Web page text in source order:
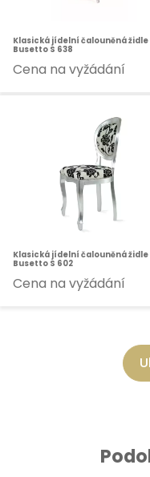
Klasická jídelní čalouněná židle
Busetto S 638
Cena na vyžádání
Klasická jídelní čalouněná židle
Busetto S 602
Cena na vyžádání